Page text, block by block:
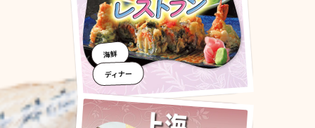
海鮮
ディナー